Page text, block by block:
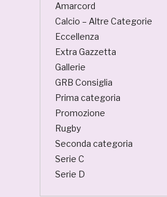
Amarcord
Calcio – Altre Categorie
Eccellenza
Extra Gazzetta
Gallerie
GRB Consiglia
Prima categoria
Promozione
Rugby
Seconda categoria
Serie C
Serie D